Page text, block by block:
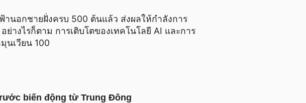
นอกชายฝั่งครบ 500 ต้นแล้ว ส่งผลให้กำลังการ
างไรก็ตาม การเติบโตของเทคโนโลยี AI และการ
นเวียน 100
biến động từ Trung Đông